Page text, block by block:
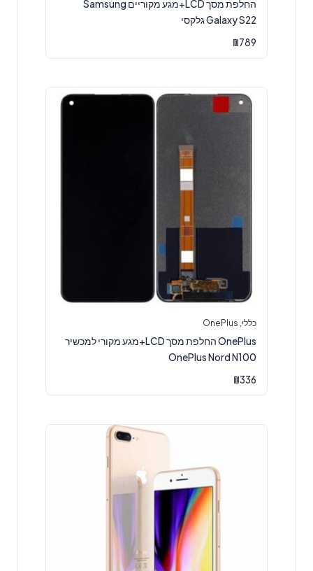
החלפת מסך LCD+מגע מקוריים Samsung
Galaxy S22 גלקסי
₪789
כללי OnePlus
OnePlus החלפת מסך LCD+מגע מקורי למכשיר
OnePlus Nord N100
₪336